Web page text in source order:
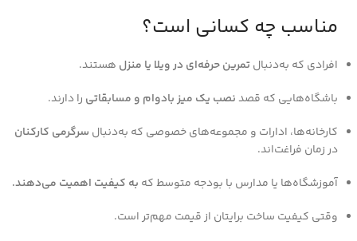
مناسب چه کسانی است؟
افرادی که به‌دنبالتمرین حرفه‌ای در ویلا یا منزل هستند.
باشگاه‌هایی که قصدنصب یک میز بادوام و مسابقاتی را دارند.
کارخانه‌ها، ادارات و مجموعه‌های خصوصی که به‌دنبال سرگرمی کارکنان
در زمان فراغت‌اند.
آموزشگاه‌ها یا مدارس با بودجه متوسط که به کیفیت اهمیت می‌دهند.
وقتی کیفیت ساخت برایتان از قیمت مهم‌تر است.